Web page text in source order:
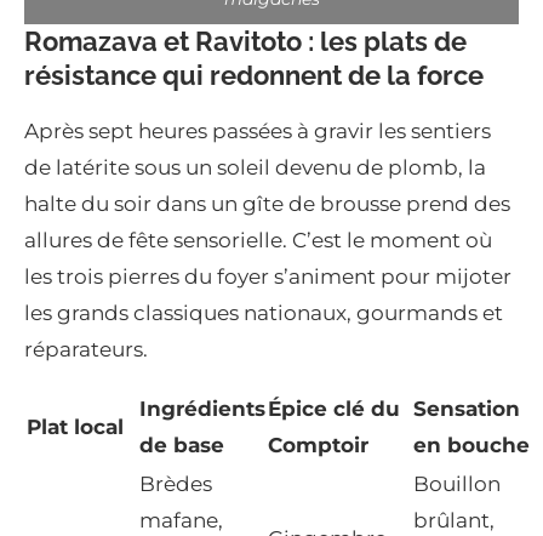
Romazava et Ravitoto : les plats de
résistance qui redonnent de la force
Après sept heures passées à gravir les sentiers
de latérite sous un soleil devenu de plomb, la
halte du soir dans un gîte de brousse prend des
allures de fête sensorielle. C’est le moment où
les trois pierres du foyer s’animent pour mijoter
les grands classiques nationaux, gourmands et
réparateurs.
Plat local
Ingrédients
de base
Épice clé du
Comptoir
Sensation
en bouche
Brèdes
mafane,
Bouillon
brûlant,